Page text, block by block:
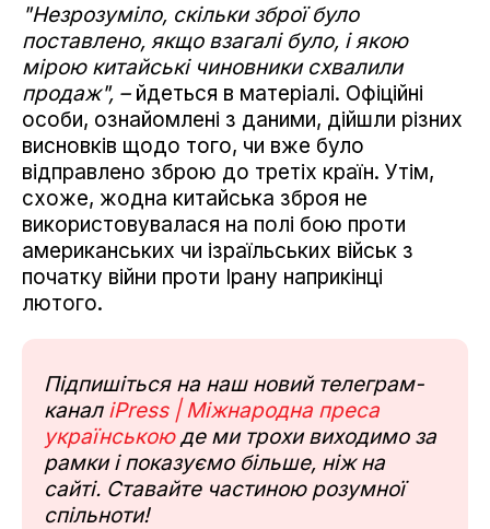
"Незрозуміло, скільки зброї було
поставлено, якщо взагалі було, і якою
мірою китайські чиновники схвалили
продаж", –йдеться в матеріалі. Офіційні
особи, ознайомлені з даними, дійшли різних
висновків щодо того, чи вже було
відправлено зброю до третіх країн. Утім,
схоже, жодна китайська зброя не
використовувалася на полі бою проти
американських чи ізраїльських військ з
початку війни проти Ірану наприкінці
лютого.
Підпишіться на наш новий телеграм-
канал iPress | Міжнародна преса
українськоюде ми трохи виходимо за
рамки і показуємо більше, ніж на
сайті. Ставайте частиною розумної
спільноти!